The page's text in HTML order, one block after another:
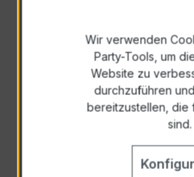
Anfrage
Als PDF
Wir verwenden
Party-Tools, um
Website zu
durchzuführen
bereitzustellen, die
sind.